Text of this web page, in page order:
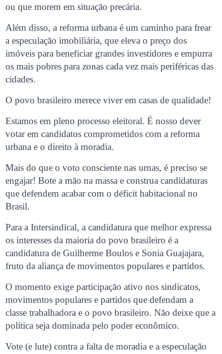
ou que morem em situação precária.
Além disso, a reforma urbana é um caminho para frear
a especulação imobiliária, que eleva o preço dos
imóveis para beneficiar grandes investidores e empurra
os mais pobres para zonas cada vez mais periféricas das
cidades.
O povo brasileiro merece viver em casas de qualidade!
Estamos em pleno processo eleitoral. É nosso dever
votar em candidatos comprometidos com a reforma
urbana e o direito à moradia.
Mais do que o voto consciente nas urnas, é preciso se
engajar! Bote a mão na massa e construa candidaturas
que defendem acabar com o déficit habitacional no
Brasil.
Para a Intersindical, a candidatura que melhor expressa
os interesses da maioria do povo brasileiro é a
candidatura de Guilherme Boulos e Sonia Guajajara,
fruto da aliança de movimentos populares e partidos.
O momento exige participação ativo nos sindicatos,
movimentos populares e partidos que defendam a
classe trabalhadora e o povo brasileiro. Não deixe que a
política seja dominada pelo poder econômico.
Vote (e lute) contra a falta de moradia e a especulação